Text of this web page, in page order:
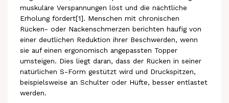
muskuläre Verspannungen löst und die nächtliche
Erholung fördert[1]. Menschen mit chronischen
Rücken- oder Nackenschmerzen berichten häufig von
einer deutlichen Reduktion ihrer Beschwerden, wenn
sie auf einen ergonomisch angepassten Topper
umsteigen. Dies liegt daran, dass der Rücken in seiner
natürlichen S-Form gestützt wird und Druckspitzen,
beispielsweise an Schulter oder Hüfte, besser entlastet
werden.